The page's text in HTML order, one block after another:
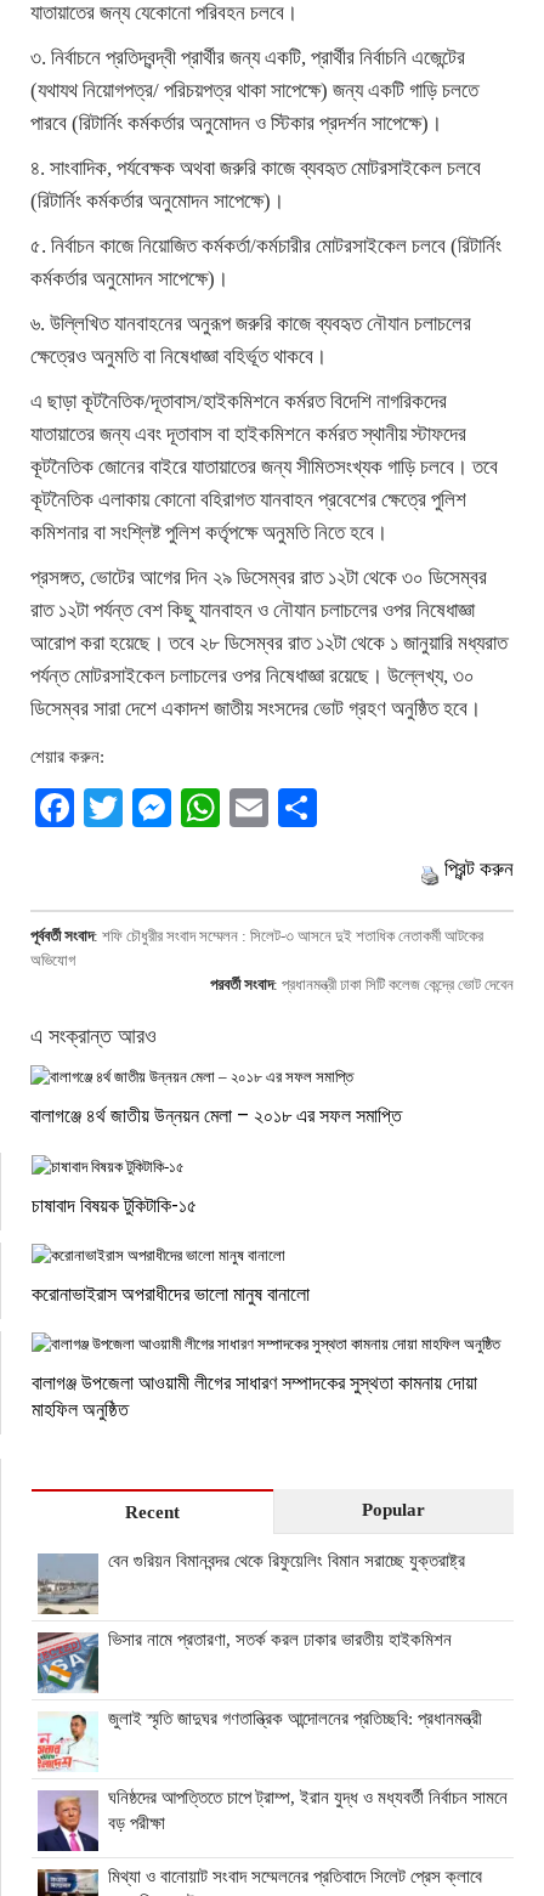
যাতায়াতের জন্য যেকোনো পরিবহন চলবে।
৩. নির্বাচনে প্রতিদ্বন্দ্বী প্রার্থীর জন্য একটি, প্রার্থীর নির্বাচনি এজেন্টের
(যথাযথ নিয়োগপত্র/ পরিচয়পত্র থাকা সাপেক্ষে) জন্য একটি গাড়ি চলতে
পারবে (রিটার্নিং কর্মকর্তার অনুমোদন ও স্টিকার প্রদর্শন সাপেক্ষে)।
৪. সাংবাদিক, পর্যবেক্ষক অথবা জরুরি কাজে ব্যবহৃত মোটরসাইকেল চলবে
(রিটার্নিং কর্মকর্তার অনুমোদন সাপেক্ষে)।
৫. নির্বাচন কাজে নিয়োজিত কর্মকর্তা/কর্মচারীর মোটরসাইকেল চলবে (রিটার্নিং
কর্মকর্তার অনুমোদন সাপেক্ষে)।
৬. উল্লিখিত যানবাহনের অনুরূপ জরুরি কাজে ব্যবহৃত নৌযান চলাচলের
ক্ষেত্রেও অনুমতি বা নিষেধাজ্ঞা বহির্ভূত থাকবে।
এ ছাড়া কূটনৈতিক/দূতাবাস/হাইকমিশনে কর্মরত বিদেশি নাগরিকদের
যাতায়াতের জন্য এবং দূতাবাস বা হাইকমিশনে কর্মরত স্থানীয় স্টাফদের
কূটনৈতিক জোনের বাইরে যাতায়াতের জন্য সীমিতসংখ্যক গাড়ি চলবে। তবে
কূটনৈতিক এলাকায় কোনো বহিরাগত যানবাহন প্রবেশের ক্ষেত্রে পুলিশ
কমিশনার বা সংশ্লিষ্ট পুলিশ কর্তৃপক্ষে অনুমতি নিতে হবে।
প্রসঙ্গত, ভোটের আগের দিন ২৯ ডিসেম্বর রাত ১২টা থেকে ৩০ ডিসেম্বর
রাত ১২টা পর্যন্ত বেশ কিছু যানবাহন ও নৌযান চলাচলের ওপর নিষেধাজ্ঞা
আরোপ করা হয়েছে। তবে ২৮ ডিসেম্বর রাত ১২টা থেকে ১ জানুয়ারি মধ্যরাত
পর্যন্ত মোটরসাইকেল চলাচলের ওপর নিষেধাজ্ঞা রয়েছে। উল্লেখ্য, ৩০
ডিসেম্বর সারা দেশে একাদশ জাতীয় সংসদের ভোট গ্রহণ অনুষ্ঠিত হবে।
শেয়ার করুন:
Facebook
TwitterMessenger
WhatsApp
Email
প্রিন্ট করুন
পূর্ববর্তী সংবাদ: শফি চৌধুরীর সংবাদ সম্মেলন : সিলেট-৩ আসনে দুই শতাধিক নেতাকর্মী আটকের
অভিযোগ
পরবর্তী সংবাদ: প্রধানমন্ত্রী ঢাকা সিটি কলেজ কেন্দ্রে ভোট দেবেন
এ সংক্রান্ত আরও
বালাগঞ্জে ৪র্থ জাতীয় উন্নয়ন মেলা – ২০১৮ এর সফল সমাপ্তি
চাষাবাদ বিষয়ক টুকিটাকি-১৫
করোনাভাইরাস অপরাধীদের ভালো মানুষ বানালো
বালাগঞ্জ উপজেলা আওয়ামী লীগের সাধারণ সম্পাদকের সুস্থতা কামনায় দোয়া
মাহফিল অনুষ্ঠিত
Recent Popular
বেন গুরিয়ন বিমানবন্দর থেকে রিফুয়েলিং বিমান সরাচ্ছে যুক্তরাষ্ট্র
ভিসার নামে প্রতারণা, সতর্ক করল ঢাকার ভারতীয় হাইকমিশন
জুলাই স্মৃতি জাদুঘর গণতান্ত্রিক আন্দোলনের প্রতিচ্ছবি: প্রধানমন্ত্রী
ঘনিষ্ঠদের আপত্তিতে চাপে ট্রাম্প, ইরান যুদ্ধ ও মধ্যবর্তী নির্বাচন সামনে
বড় পরীক্ষা
মিথ্যা ও বানোয়াট সংবাদ সম্মেলনের প্রতিবাদে সিলেট প্রেস ক্লাবে